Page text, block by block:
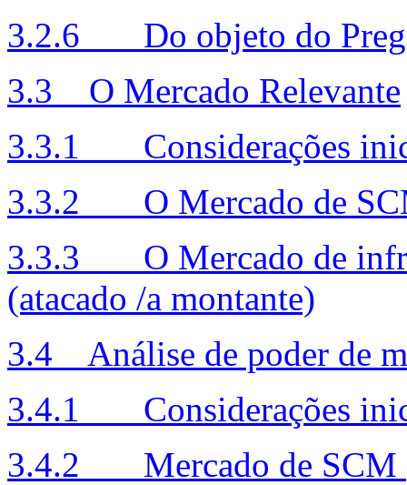
3.2.6 Do objeto do
3.3 O Mercado Relevante
3.3.1 Considerações
3.3.2 O Mercado de
3.3.3 O Mercado de
(atacado /a montante)
3.4 Análise de poder de
3.4.1 Considerações
3.4.2 Mercado de SCM